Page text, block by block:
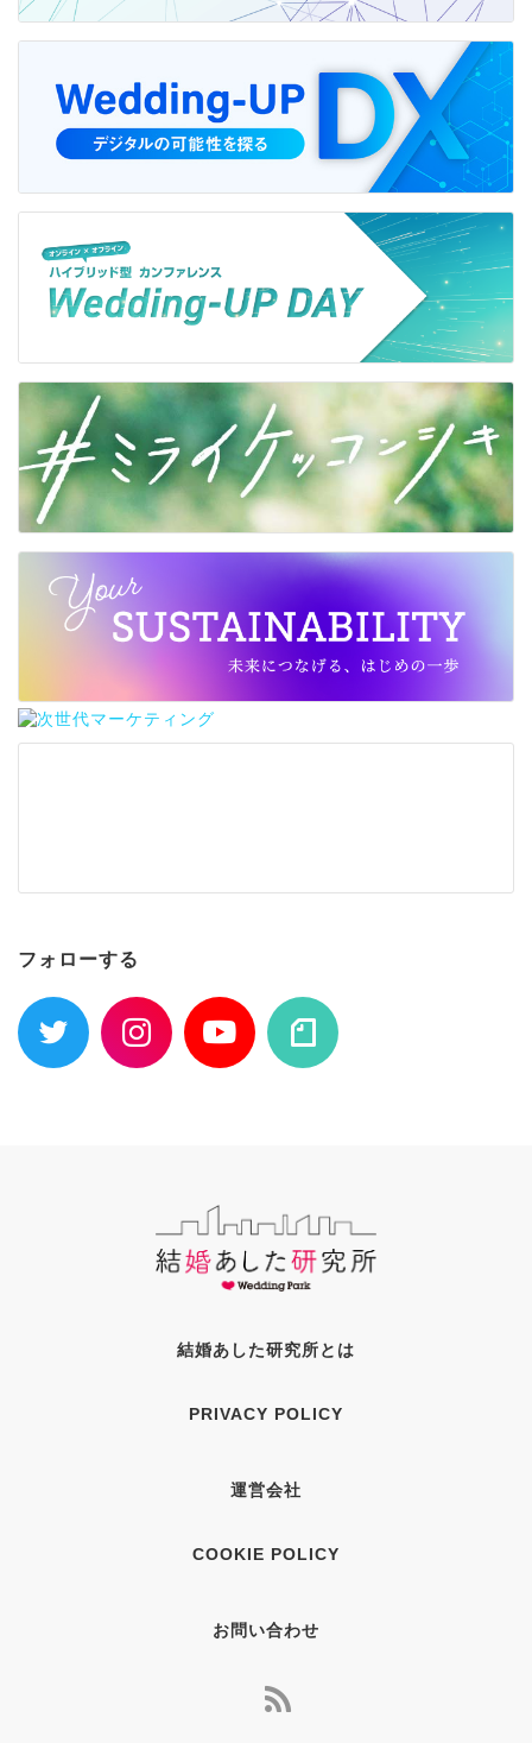
フォローする
結婚あした研究所とは
PRIVACY POLICY
運営会社
COOKIE POLICY
お問い合わせ